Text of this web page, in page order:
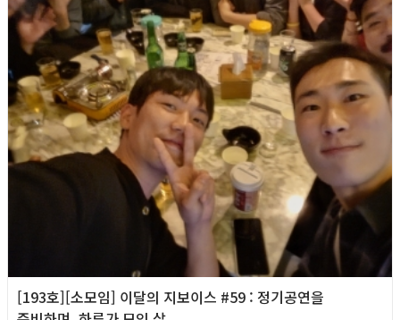
[193호][소모임] 이달의 지보이스 #59 : 정기공연을